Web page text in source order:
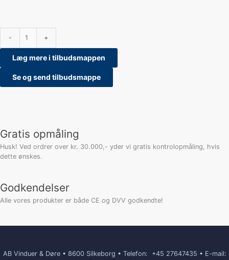
- +
Læg mere i tilbudsmappen
Se og send tilbudsmappe
Gratis opmåling
Husk! Ved ordrer over kr. 30.000,- yder vi gratis kontrolopmåling, hvis
dette ønskes.
Godkendelser
Alle vores produkter er både CE og DVV godkendte!
AB Vinduer & Døre • 8600 Silkeborg • Telefon:
+45 27647435 • E-mail: